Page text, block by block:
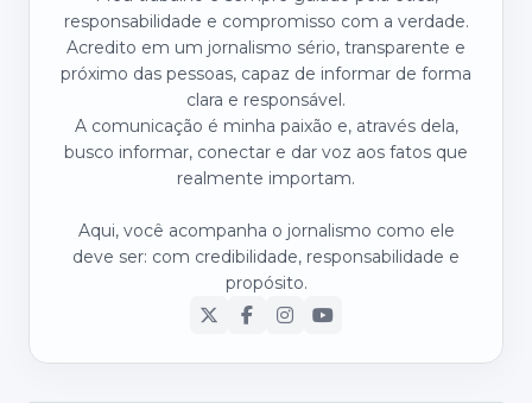
responsabilidade e compromisso com a verdade.
Acredito em um jornalismo sério, transparente e
próximo das pessoas, capaz de informar de forma
clara e responsável.
A comunicação é minha paixão e, através dela,
busco informar, conectar e dar voz aos fatos que
realmente importam.
Aqui, você acompanha o jornalismo como ele
deve ser: com credibilidade, responsabilidade e
propósito.